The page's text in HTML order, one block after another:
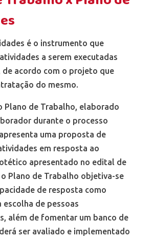
é o instrumento que
a serem executadas
acordo com o projeto que
do mesmo.
Plano de Trabalho, elaborado
durante o processo
uma proposta de
em resposta ao
apresentado no edital de
o Plano de Trabalho objetiva-se
de resposta como
escolha de pessoas
além de fomentar um banco de
ser avaliado e implementado